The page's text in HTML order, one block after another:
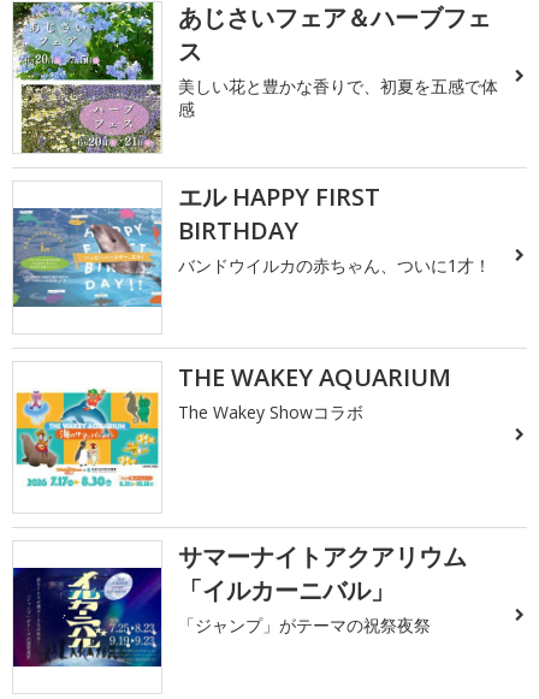
あじさいフェア＆ハーブフェ
ス
美しい花と豊かな香りで、初夏を五感で体
感
エル HAPPY FIRST
BIRTHDAY
バンドウイルカの赤ちゃん、ついに1才！
THE WAKEY AQUARIUM
The Wakey Showコラボ
サマーナイトアクアリウム
「イルカーニバル」
「ジャンプ」がテーマの祝祭夜祭